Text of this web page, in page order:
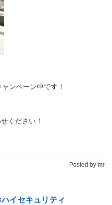
ンペーン中です！
ください！
Posted by mr
イセキュリティ